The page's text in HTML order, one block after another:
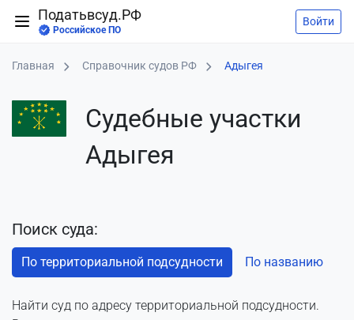
Податьвсуд.РФ
Российское ПО
Войти
Главная Справочник судов РФ Адыгея
Судебные участки
Адыгея
Поиск суда:
По территориальной подсудности По названию
Найти суд по адресу территориальной подсудности.